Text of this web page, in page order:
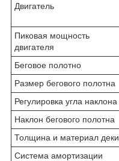
Двигатель
Пиковая мощность
двигателя
Беговое полотно
Размер бегового полотна
Регулировка угла наклона
Наклон бегового полотна
Толщина и материал деки
Система амортизации